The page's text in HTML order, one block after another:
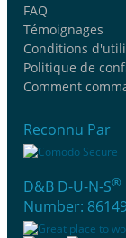
FAQ
Témoignages
Conditions
Politique de
Comment
Reconnu Par
D&B D-U-N-S®
Number: